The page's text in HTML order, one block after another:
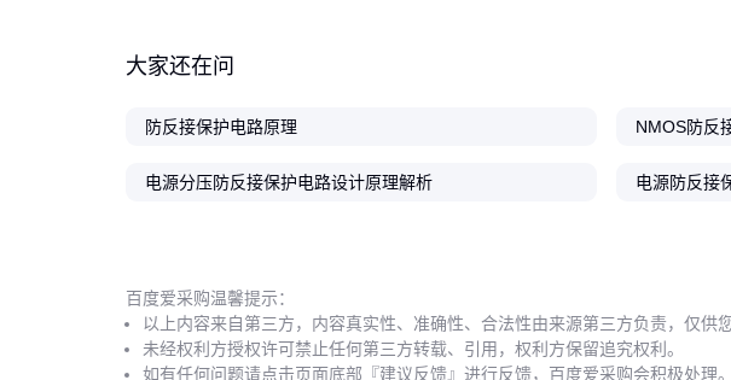
大家还在问
防反接保护电路原理 NMOS防反
电源分压防反接保护电路设计原理解析 电源防反接
百度爱采购温馨提示：
以上内容来自第三方，内容真实性、准确性、合法性由来源第三方负责，仅供您
未经权利方授权许可禁止任何第三方转载、引用，权利方保留追究权利。
如有任何问题请点击页面底部『建议反馈』进行反馈，百度爱采购会积极处理。